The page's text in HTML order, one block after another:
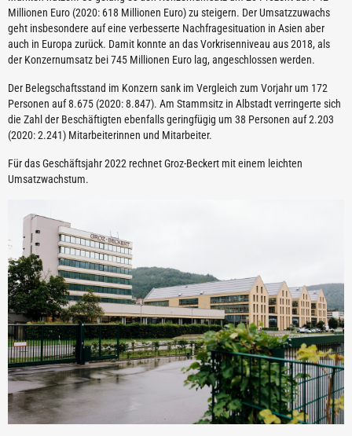
Millionen Euro (2020: 618 Millionen Euro) zu steigern. Der Umsatzzuwachs
geht insbesondere auf eine verbesserte Nachfragesituation in Asien aber
auch in Europa zurück. Damit konnte an das Vorkrisenniveau aus 2018, als
der Konzernumsatz bei 745 Millionen Euro lag, angeschlossen werden.
Der Belegschaftsstand im Konzern sank im Vergleich zum Vorjahr um 172
Personen auf 8.675 (2020: 8.847). Am Stammsitz in Albstadt verringerte sich
die Zahl der Beschäftigten ebenfalls geringfügig um 38 Personen auf 2.203
(2020: 2.241) Mitarbeiterinnen und Mitarbeiter.
Für das Geschäftsjahr 2022 rechnet Groz-Beckert mit einem leichten
Umsatzwachstum.